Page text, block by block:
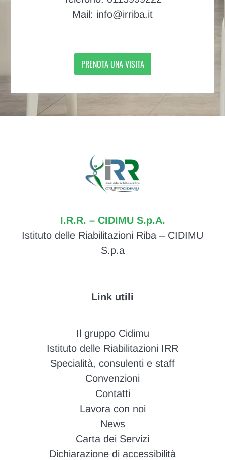
Mail: info@irriba.it
PRENOTA UNA VISITA
I.R.R. – CIDIMU S.p.A.
Istituto delle Riabilitazioni Riba – CIDIMU
S.p.a
Link utili
Il gruppo Cidimu
Istituto delle Riabilitazioni IRR
Specialità, consulenti e staff
Convenzioni
Contatti
Lavora con noi
News
Carta dei Servizi
Dichiarazione di accessibilità